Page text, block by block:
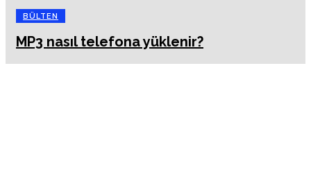
BÜLTEN
MP3 nasıl telefona yüklenir?